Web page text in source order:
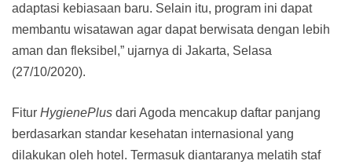
adaptasi kebiasaan baru. Selain itu, program ini dapat
membantu wisatawan agar dapat berwisata dengan lebih
aman dan fleksibel,” ujarnya di Jakarta, Selasa
(27/10/2020).
Fitur HygienePlus dari Agoda mencakup daftar panjang
berdasarkan standar kesehatan internasional yang
dilakukan oleh hotel. Termasuk diantaranya melatih staf